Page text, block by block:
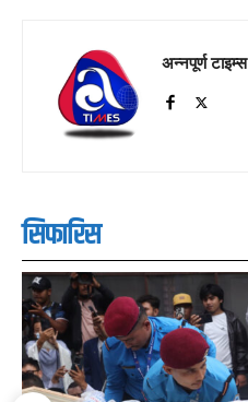
अन्नपूर्ण टाइम्स
सिफारिस